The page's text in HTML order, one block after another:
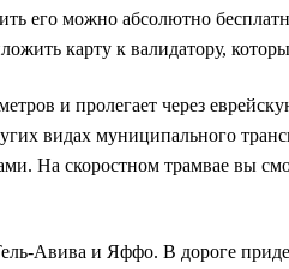
его можно абсолютно
карту к валидатору,
и пролегает через
видах муниципального
На скоростном трамвае вы
Авива и Яффо. В дороге